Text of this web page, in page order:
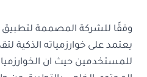
وفقًا للشركة المصممة
يعتمد على خوارزمياته الذكية
للمستخدمين حيث ان